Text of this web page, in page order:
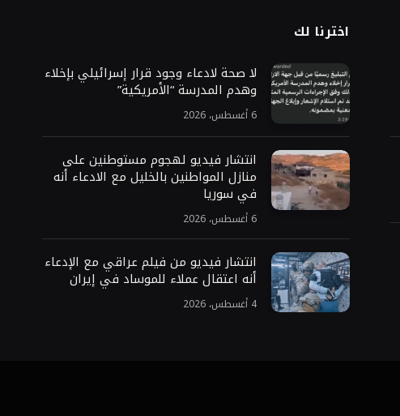
اخترنا لك
لا صحة لادعاء وجود قرار إسرائيلي بإخلاء
وهدم المدرسة “الأمريكية”
6 أغسطس، 2026
انتشار فيديو لهجوم مستوطنين على
منازل المواطنين بالخليل مع الادعاء أنه
في سوريا
6 أغسطس، 2026
انتشار فيديو من فيلم عراقي مع الإدعاء
أنه اعتقال عملاء للموساد في إيران
4 أغسطس، 2026